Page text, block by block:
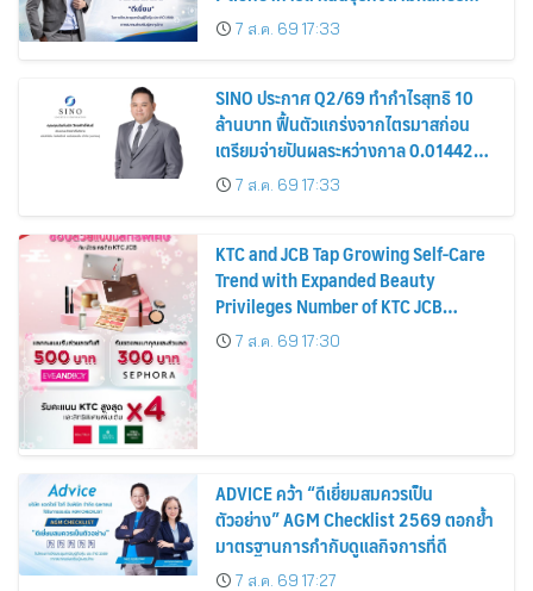
รมาภิบาล โปร่งใส สร้างความเชื่อมั่นผู้ถือ
หุ้น
7 ส.ค. 69 17:33
SINO ประกาศ Q2/69 ทำกำไรสุทธิ 10
ล้านบาท ฟื้นตัวแกร่งจากไตรมาสก่อน
เตรียมจ่ายปันผลระหว่างกาล 0.014423
บาทต่อหุ้น ครึ่งปีหลังมุ่งเติบโตต่อเนื่อง
7 ส.ค. 69 17:33
KTC and JCB Tap Growing Self-Care
Trend with Expanded Beauty
Privileges Number of KTC JCB
Cardmembers Spending on
Cosmetics Rises 26%
7 ส.ค. 69 17:30
ADVICE คว้า “ดีเยี่ยมสมควรเป็น
ตัวอย่าง” AGM Checklist 2569 ตอกย้ำ
มาตรฐานการกำกับดูแลกิจการที่ดี
7 ส.ค. 69 17:27